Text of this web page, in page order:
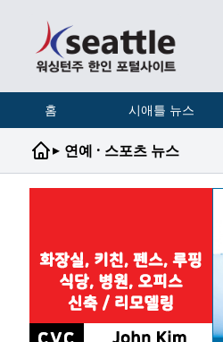
홈 시애틀 뉴스
▸ 연예 · 스포츠 뉴스